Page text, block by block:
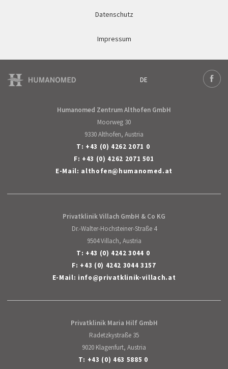
Datenschutz
Impressum
DE
Deutsch
Humanomed Zentrum Althofen GmbH
Moorweg 30
9330 Althofen, Austria
T: +43 (0) 4262 2071 0
F: +43 (0) 4262 2071 501
E-Mail: althofen@humanomed.at
Privatklinik Villach GmbH & Co KG
Dr.-Walter-Hochsteiner-Straße 4
9504 Villach, Austria
T: +43 (0) 4242 3044 0
F: +43 (0) 4242 3044 3157
E-Mail: info@privatklinik-villach.at
Privatklinik Maria Hilf GmbH
Radetzkystraße 35
9020 Klagenfurt, Austria
T: +43 (0) 463 5885 0